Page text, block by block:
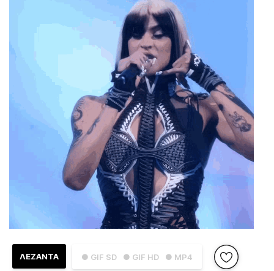
● GIF SD ● GIF HD ● MP4
ΛΕΖΑΝΤΑ